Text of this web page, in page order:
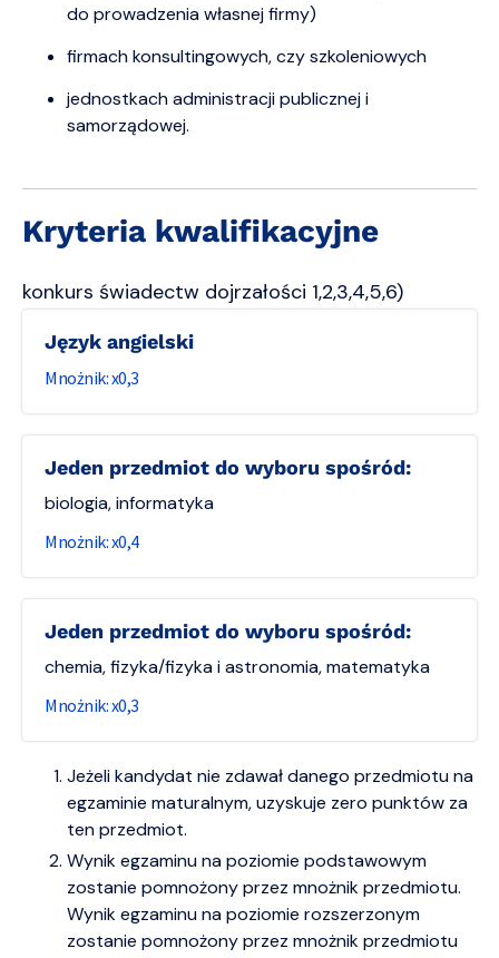
do prowadzenia własnej firmy)
firmach konsultingowych, czy szkoleniowych
jednostkach administracji publicznej i
samorządowej.
Kryteria kwalifikacyjne
konkurs świadectw dojrzałości 1,2,3,4,5,6)
język angielski
0,3
jeden przedmiot do wyboru spośród:
biologia, informatyka
0,4
jeden przedmiot do wyboru spośród:
chemia, fizyka/fizyka i astronomia, matematyka
0,3
Jeżeli kandydat nie zdawał danego przedmiotu na
egzaminie maturalnym, uzyskuje zero punktów za
ten przedmiot.
Wynik egzaminu na poziomie podstawowym
zostanie pomnożony przez mnożnik przedmiotu.
Wynik egzaminu na poziomie rozszerzonym
zostanie pomnożony przez mnożnik przedmiotu